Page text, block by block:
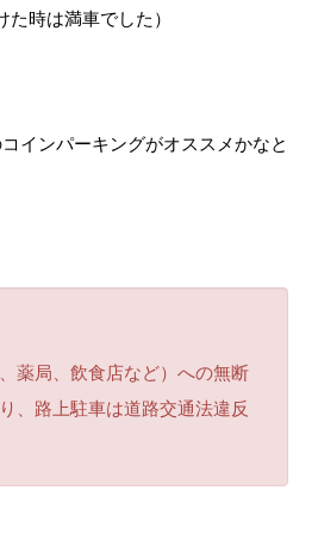
た時は満車でした）
インパーキングがオススメかなと
薬局、飲食店など）への無断
、路上駐車は道路交通法違反